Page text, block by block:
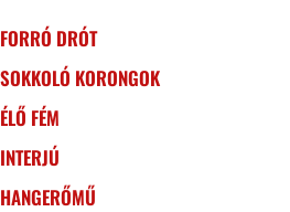
FORRÓ DRÓT
SOKKOLÓ KORONGOK
ÉLŐ FÉM
INTERJÚ
HANGERŐMŰ